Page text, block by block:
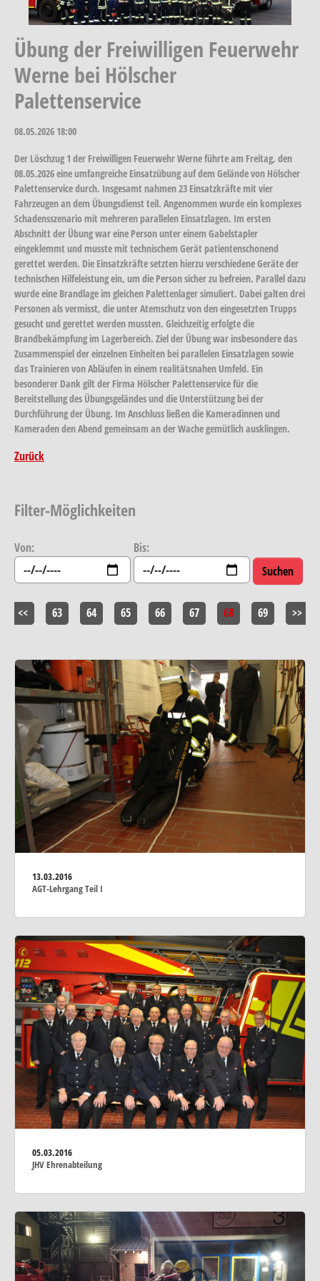
Übung der Freiwilligen Feuerwehr
Werne bei Hölscher
Palettenservice
08.05.2026 18:00
Der Löschzug 1 der Freiwilligen Feuerwehr Werne führte am Freitag, den
08.05.2026 eine umfangreiche Einsatzübung auf dem Gelände von Hölscher
Palettenservice durch. Insgesamt nahmen 23 Einsatzkräfte mit vier
Fahrzeugen an dem Übungsdienst teil. Angenommen wurde ein komplexes
Schadensszenario mit mehreren parallelen Einsatzlagen. Im ersten
Abschnitt der Übung war eine Person unter einem Gabelstapler
eingeklemmt und musste mit technischem Gerät patientenschonend
gerettet werden. Die Einsatzkräfte setzten hierzu verschiedene Geräte der
technischen Hilfeleistung ein, um die Person sicher zu befreien. Parallel dazu
wurde eine Brandlage im gleichen Palettenlager simuliert. Dabei galten drei
Personen als vermisst, die unter Atemschutz von den eingesetzten Trupps
gesucht und gerettet werden mussten. Gleichzeitig erfolgte die
Brandbekämpfung im Lagerbereich. Ziel der Übung war insbesondere das
Zusammenspiel der einzelnen Einheiten bei parallelen Einsatzlagen sowie
das Trainieren von Abläufen in einem realitätsnahen Umfeld. Ein
besonderer Dank gilt der Firma Hölscher Palettenservice für die
Bereitstellung des Übungsgeländes und die Unterstützung bei der
Durchführung der Übung. Im Anschluss ließen die Kameradinnen und
Kameraden den Abend gemeinsam an der Wache gemütlich ausklingen.
Zurück
Filter-Möglichkeiten
Von: Bis:
<< 63 64 65 66 67 68 69 >>
13.03.2016
AGT-Lehrgang Teil I
05.03.2016
JHV Ehrenabteilung